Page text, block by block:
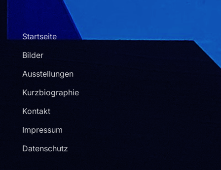
Startseite
Bilder
Ausstellungen
Kurzbiographie
Kontakt
Impressum
Datenschutz